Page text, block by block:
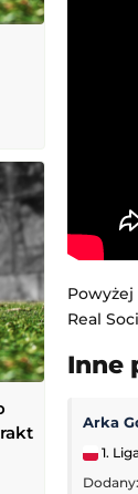
Real
Inne
Arka
1.
Dodany: